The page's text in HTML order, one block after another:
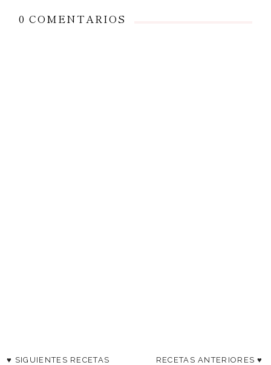
0 COMENTARIOS
♥ SIGUIENTES RECETAS RECETAS ANTERIORES ♥